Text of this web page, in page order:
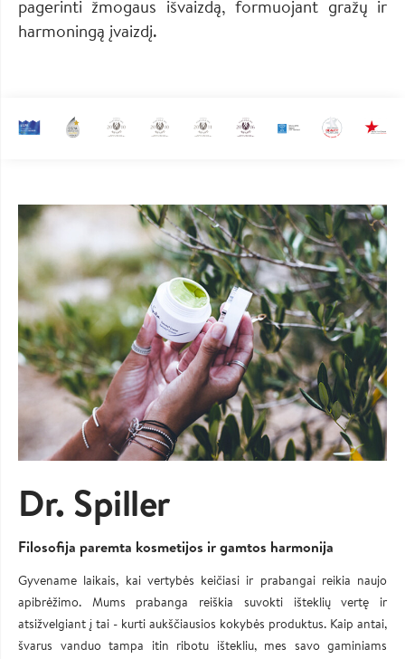
pagerinti žmogaus išvaizdą, formuojant gražų ir
harmoningą įvaizdį.
Dr. Spiller
Filosofija paremta kosmetijos ir gamtos harmonija
Gyvename laikais, kai vertybės keičiasi ir prabangai reikia naujo
apibrėžimo. Mums prabanga reiškia suvokti išteklių vertę ir
atsižvelgiant į tai - kurti aukščiausios kokybės produktus. Kaip antai,
švarus vanduo tampa itin ribotu ištekliu, mes savo gaminiams